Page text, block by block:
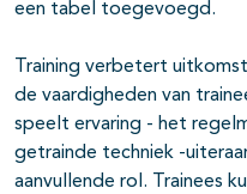
een tabel toegevoegd.
Training verbetert
de vaardigheden van
speelt ervaring - het
getrainde techniek -
aanvullende rol. Trainees